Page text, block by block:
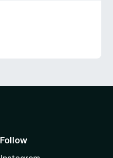
Follow